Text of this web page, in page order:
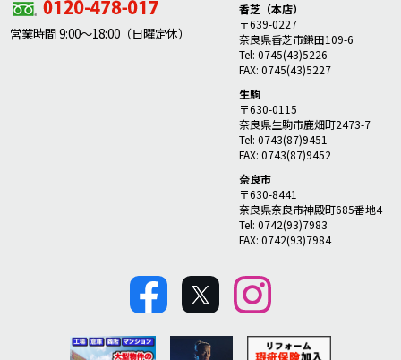
営業時間 9:00～18:00（日曜定休）
香芝（本店）
〒639-0227
奈良県香芝市鎌田109-6
Tel: 0745(43)5226
FAX: 0745(43)5227
生駒
〒630-0115
奈良県生駒市鹿畑町2473-7
Tel: 0743(87)9451
FAX: 0743(87)9452
奈良市
〒630-8441
奈良県奈良市神殿町685番地4
Tel: 0742(93)7983
FAX: 0742(93)7984